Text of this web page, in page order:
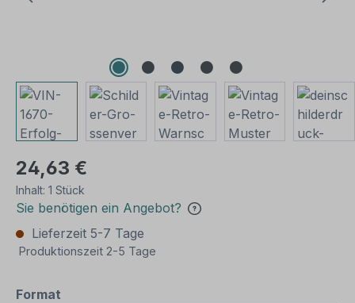
24,63 €
Inhalt: 1 Stück
Sie benötigen ein Angebot?
Lieferzeit 5-7 Tage
Produktionszeit 2-5 Tage
Format